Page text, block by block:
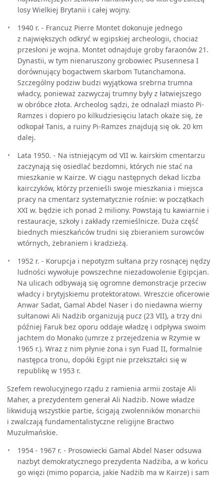
losy Wielkiej Brytanii i całej wojny.
1940 r. - Francuz Pierre Montet dokonuje jednego
z największych odkryć w egipskiej archeologii, chociaż
przesłoni je wojna. Montet odnajduje groby faraonów 21.
Dynastii, w tym nienaruszony grobowiec Psusennesa I
dorównujący bogactwem skarbom Tutanchamona.
Szczególny podziw budzi wyjątkowa srebrna trumna
władcy, ponieważ zazwyczaj trumny były z łatwiejszego
w obróbce złota. Archeolog sądzi, że odnalazł miasto Pi-
Ramzes i dopiero po kilkudziesięciu latach okaże się, że
odkopał Tanis, a ruiny Pi-Ramzes znajdują się ok. 20 km
dalej.
Lata 1950. - Na istniejącym od VII w. kairskim cmentarzu
zaczynają się osiedlać bezdomni, których nie stać na
mieszkanie w Kairze. W ciągu następnych dekad liczba
kairczyków, którzy przenieśli swoje mieszkania i miejsca
pracy na cmentarz systematycznie rośnie: w początkach
XXI w. będzie ich ponad 2 miliony. Powstają tu kawiarnie i
restauracje, szkoły i zakłady rzemieślnicze. Duża część
biednych mieszkańców trudni się zbieraniem surowców
wtórnych, żebraniem i kradzieżą.
1952 r. - Korupcja i nepotyzm sułtana przy rosnącej nędzy
ludności wywołuje powszechne niezadowolenie Egipcjan.
Na ulicach odbywają się ogromne demonstracje przeciw
władcy i brytyjskiemu protektoratowi. Wreszcie oficerowie
Anwar Sadat, Gamal Abdel Naser i do niedawna wierny
sułtanowi Ali Nadżib organizują pucz (23 VII), a trzy dni
później Faruk bez oporu oddaje władzę i odpływa swoim
jachtem do Monako (umrze z przejedzenia w Rzymie w
1965 r.). Wraz z nim płynie żona i syn Fuad II, formalnie
następca tronu, dopóki Egipt nie przekształci się w
republikę w 1953 r.
Szefem rewolucyjnego rządu z ramienia armii zostaje Ali
Maher, a prezydentem generał Ali Nadżib. Nowe władze
likwidują wszystkie partie, ścigają zwolenników monarchii
i zwalczają fundamentalistyczne religijne Bractwo
Muzułmańskie.
1954 - 1967 r. - Prosowiecki Gamal Abdel Naser odsuwa
nazbyt demokratycznego prezydenta Nadżiba, a w końcu
go więzi (mimo poparcia, jakie Nadżib ma w Kairze) i sam